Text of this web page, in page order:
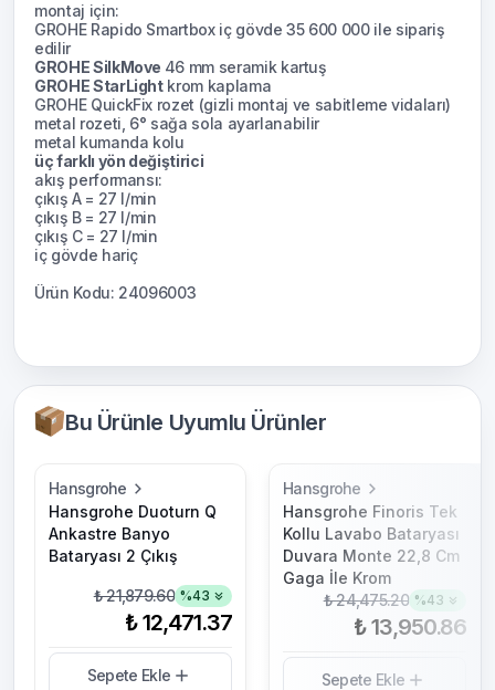
Bu Ürünle Uyumlu Ürünler
Hansgrohe
Hansgrohe Duoturn Q
Ankastre Banyo
Bataryası 2 Çıkış
₺ 21,879.60 %43
₺ 12,471.37
Sepete Ekle
Hansgrohe
Hansgrohe Finoris Tek
Kollu Lavabo Bataryası
Duvara Monte 22,8 Cm
Gaga İle Krom
₺ 24,475.20 %43
₺ 13,950.86
Sepete Ekle
montaj için:
GROHE Rapido Smartbox iç gövde 35 600 000 ile sipariş
edilir
GROHE SilkMove 46 mm seramik kartuş
GROHE StarLightkrom kaplama
GROHE QuickFix rozet (gizli montaj ve sabitleme vidaları)
metal rozeti, 6° sağa sola ayarlanabilir
metal kumanda kolu
üç farklı yön değiştirici
akış performansı:
çıkış A = 27 l/min
çıkış B = 27 l/min
çıkış C = 27 l/min
iç gövde hariç
Ürün Kodu: 24096003